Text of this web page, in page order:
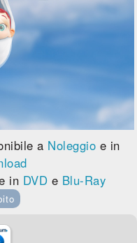
a Noleggio e in
in DVD e Blu-Ray